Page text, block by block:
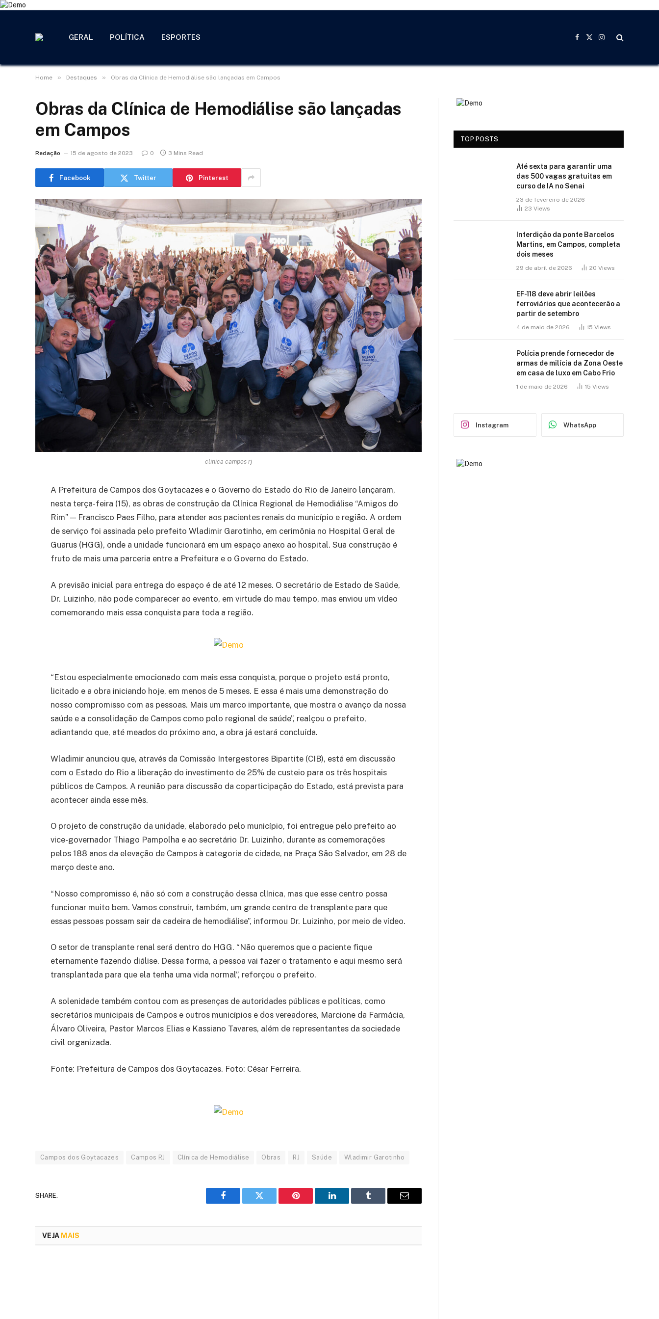
GERAL POLÍTICA ESPORTES
Facebook
X
Instagram
Home » Destaques » Obras da Clínica de Hemodiálise são lançadas em Campos
Obras da Clínica de Hemodiálise são lançadas
em Campos
Redação 15 de agosto de 2023 0 3 Mins Read
Facebook Twitter Pinterest
clinica campos rj
A Prefeitura de Campos dos Goytacazes e o Governo do Estado do Rio de Janeiro lançaram,
nesta terça-feira (15), as obras de construção da Clínica Regional de Hemodiálise “Amigos do
Rim” — Francisco Paes Filho, para atender aos pacientes renais do município e região. A ordem
de serviço foi assinada pelo prefeito Wladimir Garotinho, em cerimônia no Hospital Geral de
Guarus (HGG), onde a unidade funcionará em um espaço anexo ao hospital. Sua construção é
fruto de mais uma parceria entre a Prefeitura e o Governo do Estado.
A previsão inicial para entrega do espaço é de até 12 meses. O secretário de Estado de Saúde,
Dr. Luizinho, não pode comparecer ao evento, em virtude do mau tempo, mas enviou um vídeo
comemorando mais essa conquista para toda a região.
“Estou especialmente emocionado com mais essa conquista, porque o projeto está pronto,
licitado e a obra iniciando hoje, em menos de 5 meses. E essa é mais uma demonstração do
nosso compromisso com as pessoas. Mais um marco importante, que mostra o avanço da nossa
saúde e a consolidação de Campos como polo regional de saúde”, realçou o prefeito,
adiantando que, até meados do próximo ano, a obra já estará concluída.
Wladimir anunciou que, através da Comissão Intergestores Bipartite (CIB), está em discussão
com o Estado do Rio a liberação do investimento de 25% de custeio para os três hospitais
públicos de Campos. A reunião para discussão da coparticipação do Estado, está prevista para
acontecer ainda esse mês.
O projeto de construção da unidade, elaborado pelo município, foi entregue pelo prefeito ao
vice-governador Thiago Pampolha e ao secretário Dr. Luizinho, durante as comemorações
pelos 188 anos da elevação de Campos à categoria de cidade, na Praça São Salvador, em 28 de
março deste ano.
“Nosso compromisso é, não só com a construção dessa clínica, mas que esse centro possa
funcionar muito bem. Vamos construir, também, um grande centro de transplante para que
essas pessoas possam sair da cadeira de hemodiálise”, informou Dr. Luizinho, por meio de vídeo.
O setor de transplante renal será dentro do HGG. “Não queremos que o paciente fique
eternamente fazendo diálise. Dessa forma, a pessoa vai fazer o tratamento e aqui mesmo será
transplantada para que ela tenha uma vida normal”, reforçou o prefeito.
A solenidade também contou com as presenças de autoridades públicas e políticas, como
secretários municipais de Campos e outros municípios e dos vereadores, Marcione da Farmácia,
Álvaro Oliveira, Pastor Marcos Elias e Kassiano Tavares, além de representantes da sociedade
civil organizada.
Fonte: Prefeitura de Campos dos Goytacazes. Foto: César Ferreira.
Campos dos Goytacazes Campos RJ Clínica de Hemodiálise Obras RJ Saúde Wladimir Garotinho
SHARE.
Facebook Twitter Pinterest LinkedIn Tumblr Email
VEJA MAIS
TOP POSTS
Até sexta para garantir uma
das 500 vagas gratuitas em
curso de IA no Senai
23 de fevereiro de 2026
23 Views
Interdição da ponte Barcelos
Martins, em Campos, completa
dois meses
29 de abril de 2026 20 Views
EF-118 deve abrir leilões
ferroviários que acontecerão a
partir de setembro
4 de maio de 2026 15 Views
Polícia prende fornecedor de
armas de milícia da Zona Oeste
em casa de luxo em Cabo Frio
1 de maio de 2026 15 Views
Instagram WhatsApp